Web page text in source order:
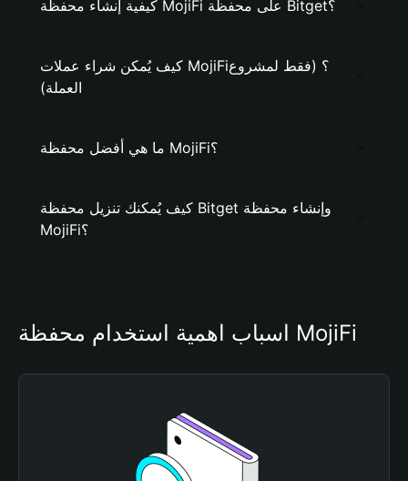
كيفية إنشاء محفظة MojiFi على محفظة Bitget؟
كيف يُمكن شراء عملات MojiFi؟ (فقط لمشروع
العملة)
ما هي أفضل محفظة MojiFi؟
كيف يُمكنك تنزيل محفظة Bitget وإنشاء محفظة
MojiFi؟
أسباب أهمية استخدام محفظة MojiFi